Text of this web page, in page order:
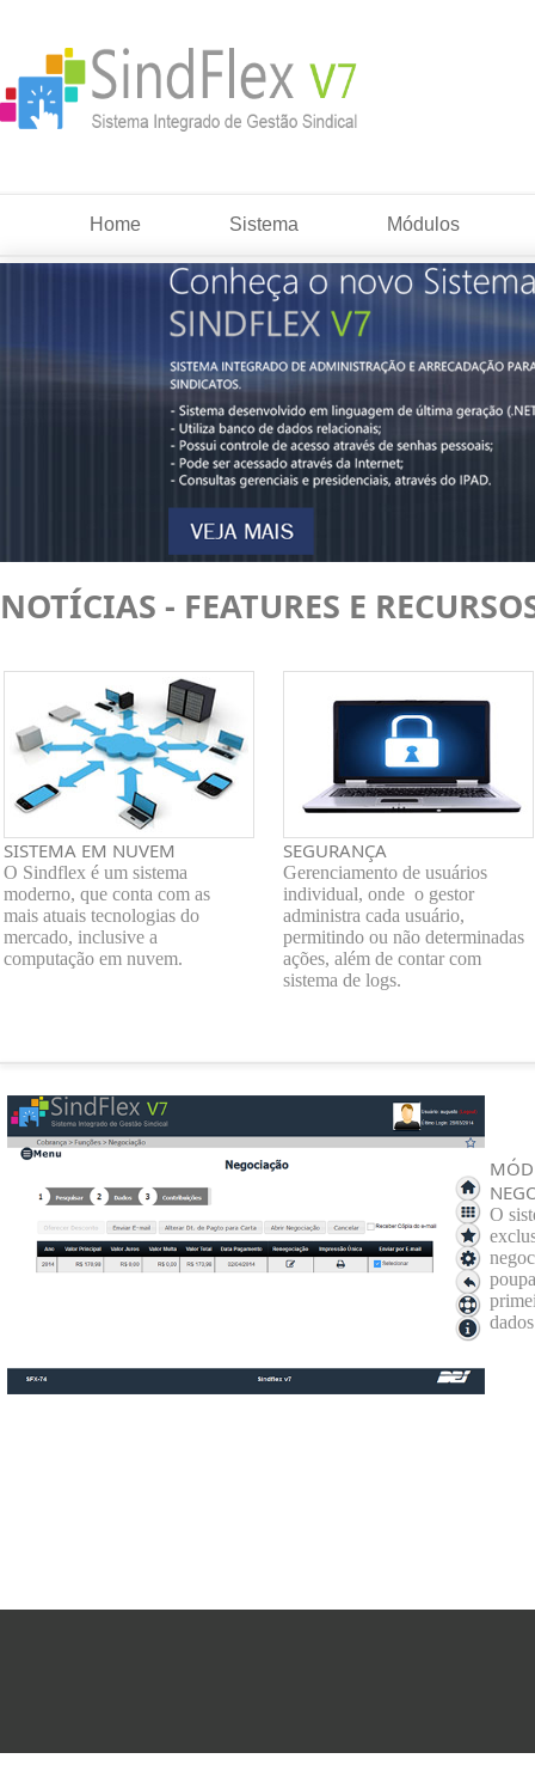
Home Sistema Módulos
NOTÍCIAS - FEATURES E
SISTEMA EM NUVEM
O Sindflex é um sistema
moderno, que conta com as
mais atuais tecnologias do
mercado, inclusive a
computação em nuvem.
SEGURANÇA
Gerenciamento de usuários
individual, onde o gestor
administra cada usuário,
permitindo ou não determinadas
ações, além de contar com
sistema de logs.
O